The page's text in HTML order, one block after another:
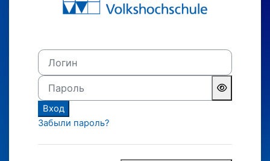
Логин
Пароль
Вход
Забыли пароль?